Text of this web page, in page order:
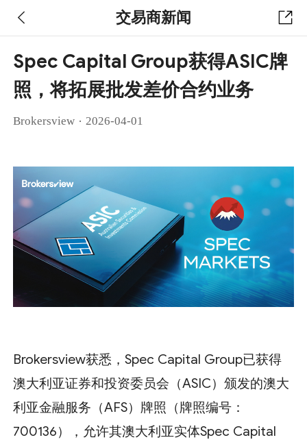
交易商新闻
Spec Capital Group获得ASIC牌
照，将拓展批发差价合约业务
Brokersview · 2026-04-01
Brokersview获悉，Spec Capital Group已获得
澳大利亚证券和投资委员会（ASIC）颁发的澳大
利亚金融服务（AFS）牌照（牌照编号：
700136），允许其澳大利亚实体Spec Capital